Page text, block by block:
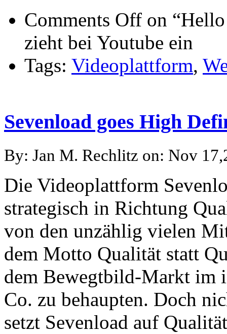
Comments Off on
zieht bei Youtube ein
Tags: Videoplattform,
Sevenload goes High
By: Jan M. Rechlitz on: Nov
Die Videoplattform
strategisch in Richtung
von den unzählig vielen
dem Motto Qualität statt
dem Bewegtbild-Markt im
Co. zu behaupten. Doch
setzt Sevenload auf